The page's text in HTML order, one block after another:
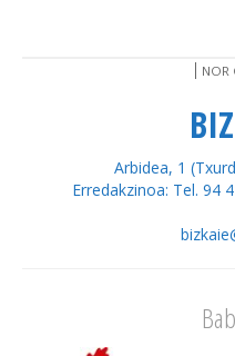
NOR
Arbidea, 1
Erredakzinoa: Tel. 94